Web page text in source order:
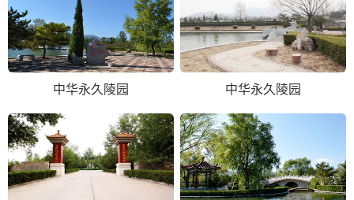
中华永久陵园 中华永久陵园